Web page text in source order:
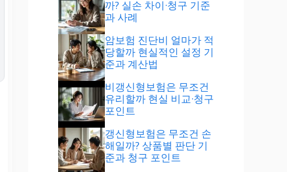
까? 실손 차이·청구 기준
과 사례
암보험 진단비 얼마가 적
당할까 현실적인 설정 기
준과 계산법
비갱신형보험은 무조건
유리할까 현실 비교·청구
포인트
갱신형보험은 무조건 손
해일까? 상품별 판단 기
준과 청구 포인트